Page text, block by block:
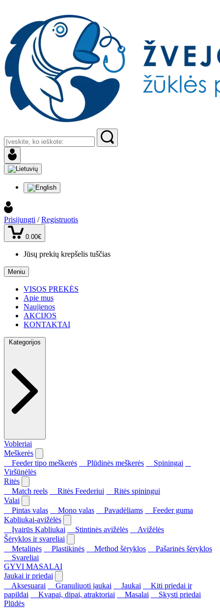
Prisijungti / Registruotis
0.00€
Jūsų prekių krepšelis tuščias
Meniu
VISOS PREKĖS
Apie mus
Naujienos
AKCIJOS
KONTAKTAI
Kategorijos
Vobleriai
Meškerės
Feeder tipo meškerės
Plūdinės meškerės
Spiningai
Viršūnėlės
Ritės
Match reels
Ritės Feederiui
Ritės spiningui
Valai
Pintas valas
Mono valas Pavadėliams
Feeder guma
Kabliukai-avižėlės
Įvairūs Kabliukai
Stintinės avižėlės
Avižėlės
Šėryklos ir svareliai
Metalinės
Plastikinės Method šėryklos
Pašarinės šėryklos
Svareliai
GYVI MASALAI
Jaukai ir priedai
Aksesuarai
Granuliuoti jaukai Jaukai
Kiti priedai ir
papildai
Kvapai, dipai, atraktoriai Masalai
Skysti priedai
Plūdės